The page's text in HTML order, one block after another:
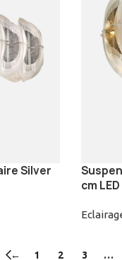
Silver
cm
← 1 2 3 …